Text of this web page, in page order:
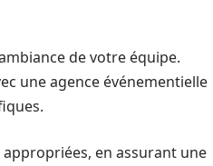
de votre équipe.
une agence événementielle
en assurant une